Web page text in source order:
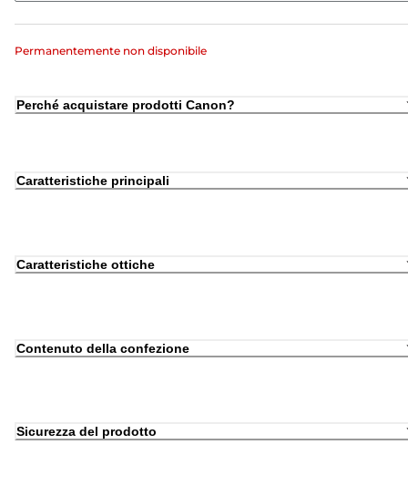
Permanentemente non disponibile
Perché acquistare prodotti Canon?
Caratteristiche principali
Caratteristiche ottiche
Contenuto della confezione
Sicurezza del prodotto